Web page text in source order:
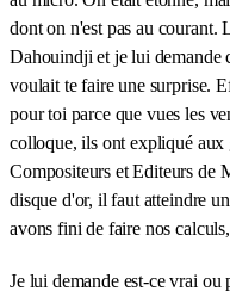
dont on n'est pas au courant.
Dahouindji et je lui demande
voulait te faire une surprise.
pour toi parce que vues les
colloque, ils ont expliqué aux
Compositeurs et Editeurs de
disque d'or, il faut atteindre
avons fini de faire nos
Je lui demande est-ce vrai ou